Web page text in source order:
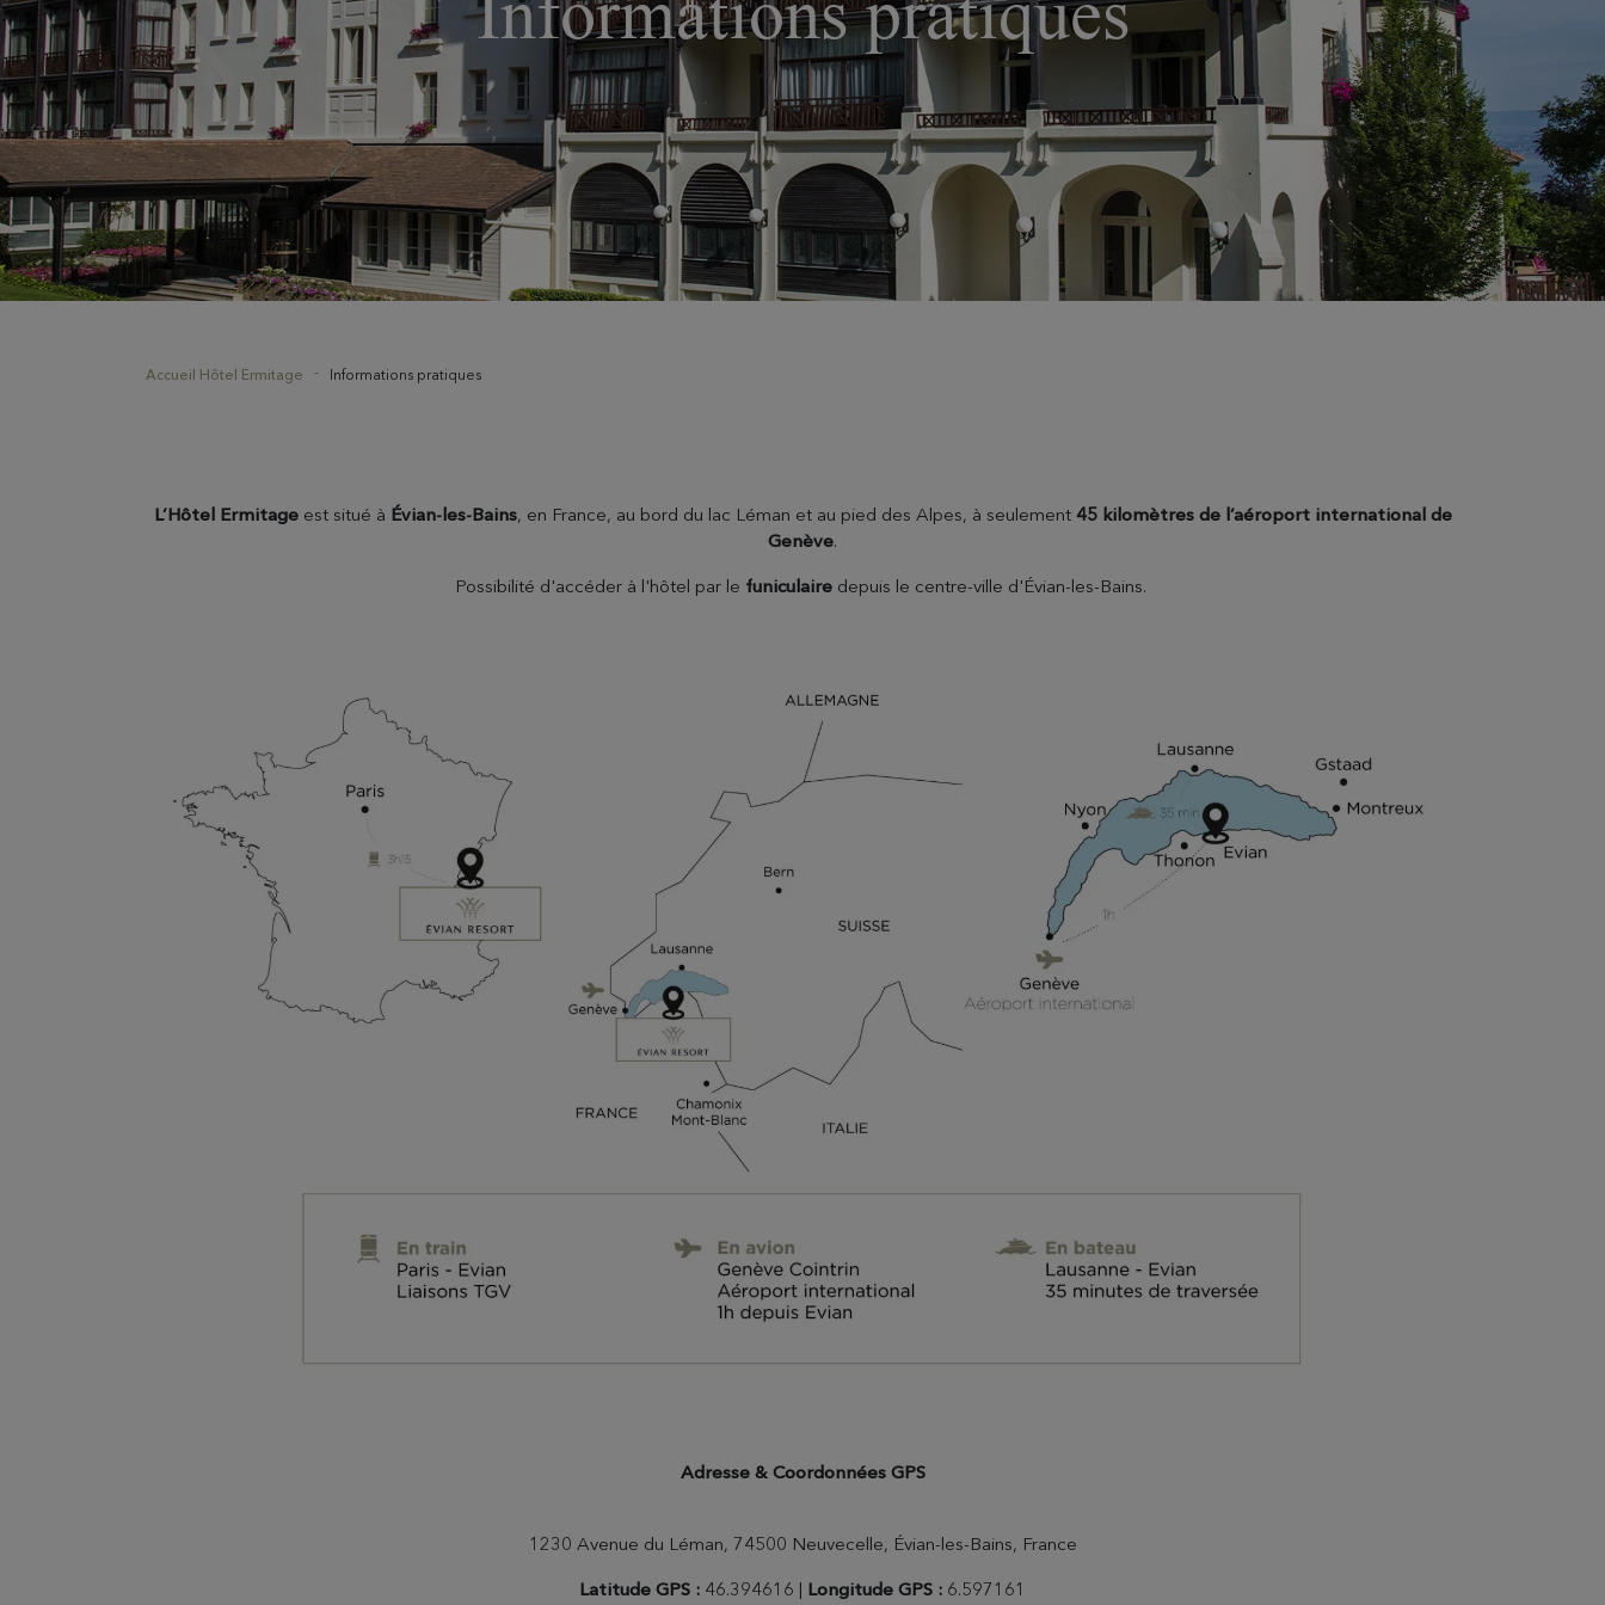
Informations pratiques
rejoindre le resort ou nous contacter
Accueil Hôtel Ermitage Informations pratiques
L’Hôtel Ermitage est situé à Évian-les-Bains, en France, au bord du lac Léman et au pied des Alpes, à seulement 45 kilomètres de l’aéroport international de
Genève.
Possibilité d'accéder à l'hôtel par le funiculaire depuis le centre-ville d'Évian-les-Bains.
Adresse & Coordonnées GPS
1230 Avenue du Léman, 74500 Neuvecelle, Évian-les-Bains, France
Latitude GPS : 46.394616 | Longitude GPS : 6.597161